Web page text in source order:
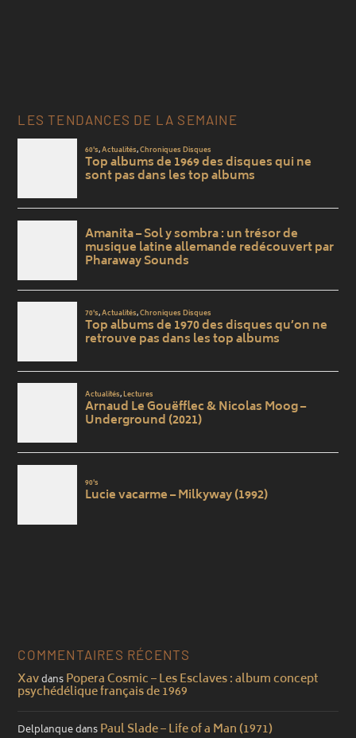
LES TENDANCES DE LA SEMAINE
COMMENTAIRES RÉCENTS
XavdansPopera Cosmic – Les Esclaves : album concept
psychédélique français de 1969
DelplanquedansPaul Slade – Life of a Man (1971)